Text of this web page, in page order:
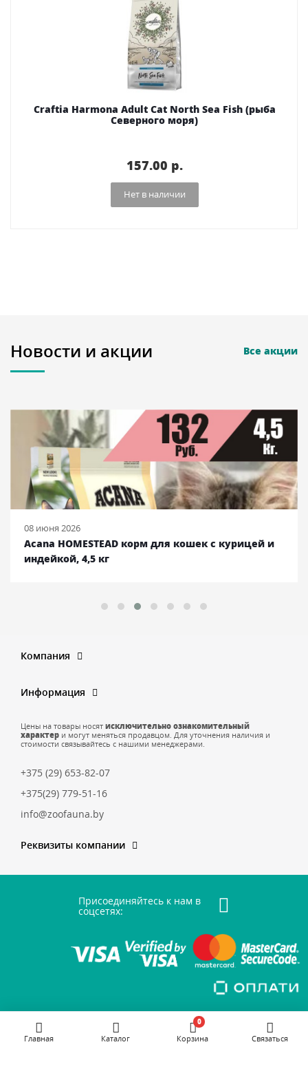
Craftia Harmona Adult Cat North Sea Fish (рыба
Северного моря)
157.00 p.
Нет в наличии
Новости и акции Все акции
08 июня 2026
Acana HOMESTEAD корм для кошек с курицей и
индейкой, 4,5 кг
Компания
Информация
Цены на товары носят исключительно ознакомительный
характер и могут меняться продавцом. Для уточнения наличия и
стоимости связывайтесь с нашими менеджерами.
+375 (29) 653-82-07
+375(29) 779-51-16
info@zoofauna.by
Реквизиты компании
Присоединяйтесь к нам в
соцсетях:
Главная Каталог Корзина
0
Связаться